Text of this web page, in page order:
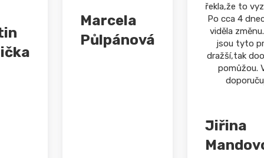
Marcela
Půlpánová
řekla,že to
Po cca 4
viděla
jsou tyto
dražší,tak
pomůžou.
Jiřina